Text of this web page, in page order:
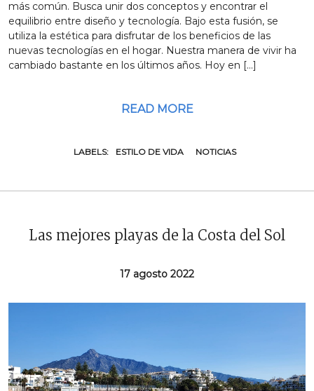
más común. Busca unir dos conceptos y encontrar el
equilibrio entre diseño y tecnología. Bajo esta fusión, se
utiliza la estética para disfrutar de los beneficios de las
nuevas tecnologías en el hogar. Nuestra manera de vivir ha
cambiado bastante en los últimos años. Hoy en […]
READ MORE
LABELS: ESTILO DE VIDA NOTICIAS
Las mejores playas de la Costa del Sol
17 agosto 2022